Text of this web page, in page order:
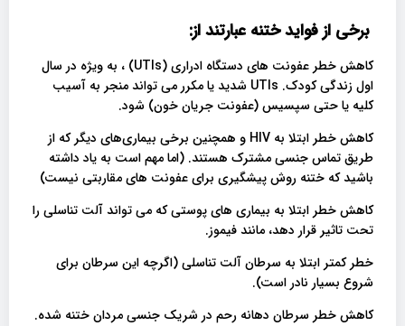
برخی از فواید ختنه عبارتند از:
کاهش خطر عفونت های دستگاه ادراری (UTIs) ، به ویژه در سال
اول زندگی کودک. UTIs شدید یا مکرر می تواند منجر به آسیب
کلیه یا حتی سپسیس (عفونت جریان خون) شود.
کاهش خطر ابتلا به HIV و همچنین برخی بیماری‌های دیگر که از
طریق تماس جنسی مشترک هستند. (اما مهم است به یاد داشته
باشید که ختنه روش پیشگیری برای عفونت های مقاربتی نیست)
کاهش خطر ابتلا به بیماری های پوستی که می تواند آلت تناسلی را
تحت تاثیر قرار دهد، مانند فیموز.
خطر کمتر ابتلا به سرطان آلت تناسلی (اگرچه این سرطان برای
شروع بسیار نادر است).
کاهش خطر سرطان دهانه رحم در شریک جنسی مردان ختنه شده.